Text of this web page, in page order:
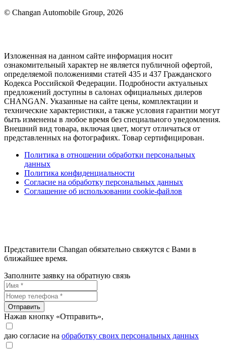
© Changan Automobile Group, 2026
Изложенная на данном сайте информация носит
ознакомительный характер не является публичной офертой,
определяемой положениями статей 435 и 437 Гражданского
Кодекса Российской Федерации. Подробности актуальных
предложений доступны в салонах официальных дилеров
CHANGAN. Указанные на сайте цены, комплектации и
технические характеристики, а также условия гарантии могут
быть изменены в любое время без специального уведомления.
Внешний вид товара, включая цвет, могут отличаться от
представленных на фотографиях. Товар сертифицирован.
Политика в отношении обработки персональных
данных
Политика конфиденциальности
Согласие на обработку персональных данных
Соглашение об использовании cookie-файлов
Представители Changan обязательно свяжутся с Вами в
ближайшее время.
Заполните заявку на обратную связь
Отправить
Нажав кнопку «Отправить»,
даю согласие на обработку своих персональных данных